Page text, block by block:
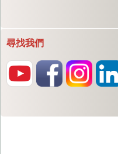
尋找我們